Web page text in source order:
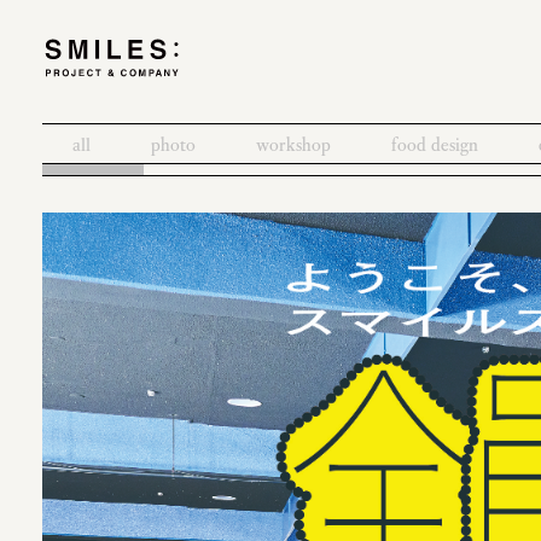
all photo workshop food design